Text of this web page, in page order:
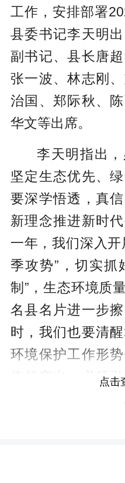
工作，安排部署
县委书记李天明
副书记、县长唐
张一波、林志刚
治国、郑际秋、
华文等出席。
李天明指出，
坚定生态优先、
要深学悟透，真
新理念推进新时
一年，我们深入
季攻势”，切实抓
制”，生态环境质
名县名片进一步
时，我们也要清
环境保护工作形
依然突出，必须
力解决，切实守
提高生态优先、
点击